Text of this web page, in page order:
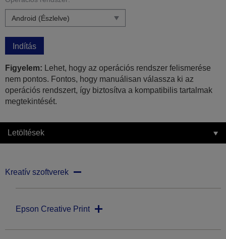
Indítás
Figyelem: Lehet, hogy az operációs rendszer felismerése
nem pontos. Fontos, hogy manuálisan válassza ki az
operációs rendszert, így biztosítva a kompatibilis tartalmak
megtekintését.
Letöltések
Kreatív szoftverek
Epson Creative Print